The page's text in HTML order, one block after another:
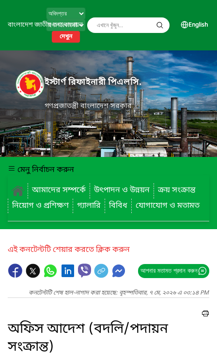
বাংলাদেশ জাতীয় তথ্য বাতায়ন
দেখুন
English
ইস্টার্ণ রিফাইনারী পিএলসি.
গণপ্রজাতন্ত্রী বাংলাদেশ সরকার
মেনু নির্বাচন করুন
আমাদের সম্পর্কে
উৎপাদন ও উন্নয়ন
ক্রয় সংক্রান্ত
নিয়োগ ও প্রশিক্ষণ
গ্যালারি বিবিধ যোগাযোগ ও মতামত
এই কনটেন্টটি শেয়ার করতে ক্লিক করুন
আপনার মতামত প্রদান করুন
কনটেন্টটি শেষ হাল-নাগাদ করা হয়েছে: বৃহস্পতিবার, ৭ মে, ২০২৬ এ ০৩:১৪ PM
অফিস আদেশ (বদলি/পদায়ন
সংক্রান্ত)